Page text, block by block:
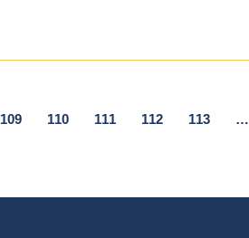
109 110 111 112 113 …